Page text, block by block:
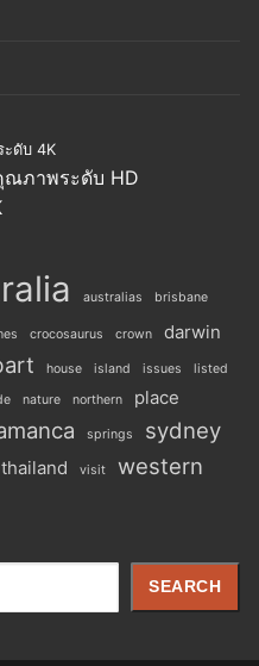
ดับ 4K
ภาพระดับ HD
australias brisbane
crocosaurus crown darwin
house island issues
listed
nature northern place
springs sydney
thailand visit western
SEARCH